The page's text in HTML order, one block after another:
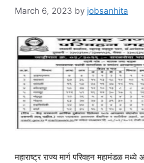
March 6, 2023 by jobsanhita
महाराष्ट्र राज्य मार्ग परिवहन महामंडळ मध्ये